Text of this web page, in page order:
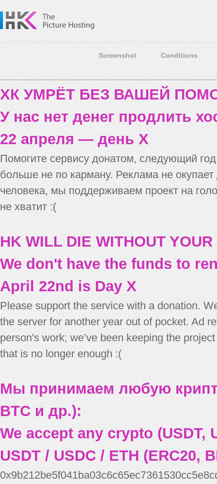
Screenshot Conditions
ХК УМРЁТ БЕЗ ВАШЕЙ
У нас нет денег продлить
22 апреля — день X
Помогите сервису донатом, следующий
больше не по карману. Реклама не
человека, мы поддерживаем проект на
не хватит :(
HK WILL DIE WITHOUT
We don't have the funds to
April 22nd is Day X
Please support the service with a donation.
the server for another year out of pocket. Ad
person's work; we’ve been keeping the
that is no longer enough :(
Мы принимаем любую
BTC и др.):
We accept any crypto (USDT,
USDT / USDC / ETH (ERC20,